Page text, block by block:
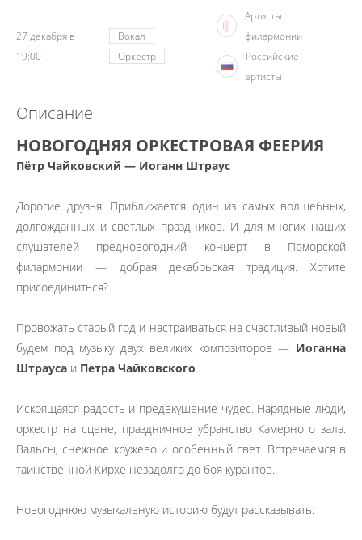
27 декабря в
19:00
Вокал
Оркестр
Артисты
филармонии
Российские
артисты
Описание
НОВОГОДНЯЯ ОРКЕСТРОВАЯ ФЕЕРИЯ
Пётр Чайковский — Иоганн Штраус
Дорогие друзья! Приближается один из самых волшебных,
долгожданных и светлых праздников. И для многих наших
слушателей предновогодний концерт в Поморской
филармонии — добрая декабрьская традиция. Хотите
присоединиться?
Провожать старый год и настраиваться на счастливый новый
будем под музыку двух великих композиторов — Иоганна
Штрауса и Петра Чайковского.
Искрящаяся радость и предвкушение чудес. Нарядные люди,
оркестр на сцене, праздничное убранство Камерного зала.
Вальсы, снежное кружево и особенный свет. Встречаемся в
таинственной Кирхе незадолго до боя курантов.
Новогоднюю музыкальную историю будут рассказывать: